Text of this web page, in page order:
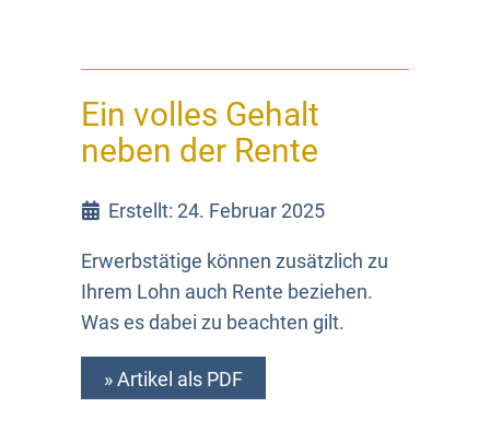
Ein volles Gehalt
neben der Rente
Erstellt: 24. Februar 2025
Erwerbstätige können zusätzlich zu
Ihrem Lohn auch Rente beziehen.
Was es dabei zu beachten gilt.
» Artikel als PDF